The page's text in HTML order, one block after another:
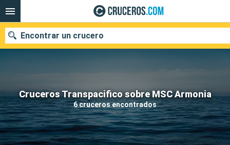
Cruceros Transpacifico sobre MSC Armonia
6 cruceros encontrados
Encontrar un crucero
Nuestros destinos
Fecha de salida
Puertos Compañías